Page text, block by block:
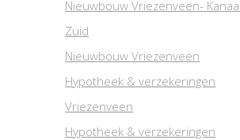
Nieuwbouw Vriezenveen-
Zuid
Nieuwbouw Vriezenveen
Hypotheek & verzekeringen
Vriezenveen
Hypotheek & verzekeringen